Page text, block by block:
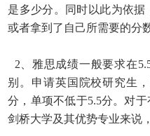
是多少分。同时以此为依
或者拿到了自己所需要的分
2、雅思成绩一般要求在
别。申请英国院校研究生
分，单项不低于5.5分。对
剑桥大学及其优势专业来说